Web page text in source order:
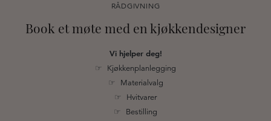
RÅDGIVNING
Book et møte med en kjøkkendesigner
Vi hjelper deg!
☞ Kjøkkenplanlegging
☞ Materialvalg
☞ Hvitvarer
☞ Bestilling